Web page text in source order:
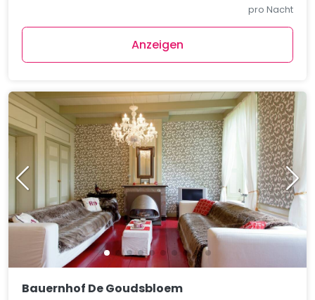
pro Nacht
Anzeigen
Bauernhof De Goudsbloem